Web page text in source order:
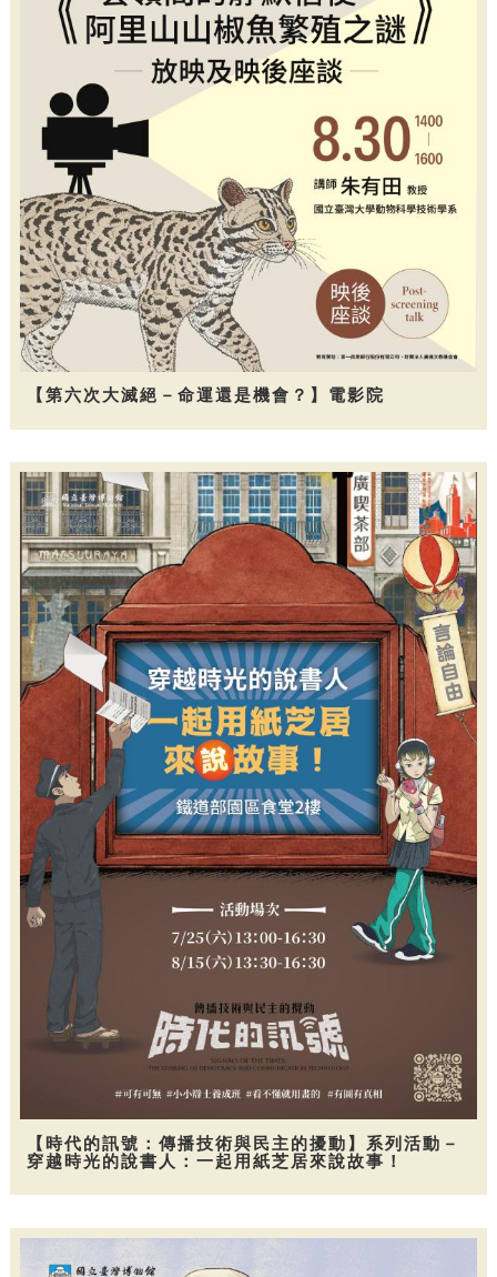
【第六次大滅絕－命運還是機會？】電影院
【時代的訊號：傳播技術與民主的擾動】系列活動－
穿越時光的說書人：一起用紙芝居來說故事！